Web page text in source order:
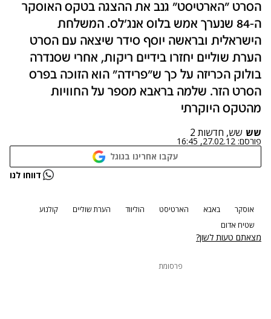
הסרט "הארטיסט" גנב את ההצגה בטקס האוסקר
ה-84 שנערך אמש בלוס אנג'לס. המשלחת
הישראלית ובראשה יוסף סידר שיצאה עם הסרט
הערת שוליים יחזרו בידיים ריקות, אחרי שסנדרה
בולוק הכריזה על כך ש"פרידה" הוא הזוכה בפרס
הסרט הזר. שלמה בראבא מספר על החוויות
מהטקס היוקרתי
שש שש, חדשות 2
פורסם: 27.02.12, 16:45
עקבו אחרינו בגוגל
דווחו לנו
אוסקר באבא הארטיסט הוליווד הערת שוליים
קולנוע
שטיח אדום
מצאתם טעות לשון?
פרסומת